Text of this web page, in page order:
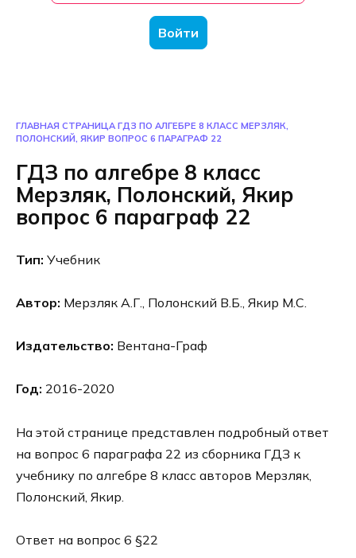
Войти
ГЛАВНАЯ СТРАНИЦА ГДЗ ПО АЛГЕБРЕ 8 КЛАСС МЕРЗЛЯК,
ПОЛОНСКИЙ, ЯКИР ВОПРОС 6 ПАРАГРАФ 22
ГДЗ по алгебре 8 класс
Мерзляк, Полонский, Якир
вопрос 6 параграф 22
Тип: Учебник
Автор: Мерзляк А.Г., Полонский В.Б., Якир М.С.
Издательство: Вентана-Граф
Год: 2016-2020
На этой странице представлен подробный ответ
на вопрос 6 параграфа 22 из сборника ГДЗ к
учебнику по алгебре 8 класс авторов Мерзляк,
Полонский, Якир.
Ответ на вопрос 6 §22